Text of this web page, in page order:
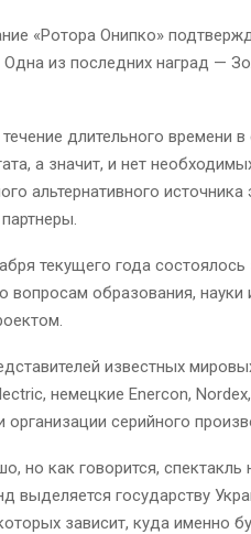
«Ротора Онипко»
Одна из последних наград —
длительного времени
а значит, и нет
альтернативного
текущего года
образования, науки
известных
немецкие Enercon,
серийного
но как говорится,
выделяется государству
зависит, куда именно